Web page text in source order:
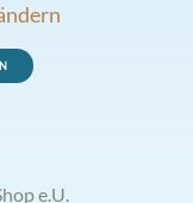
e.U.